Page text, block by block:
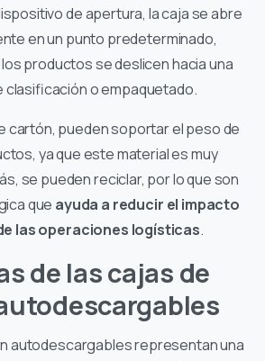
de apertura, la caja se abre
en un punto predeterminado,
productos se deslicen hacia una
clasificación o empaquetado.
cartón, pueden soportar el peso de
ya que este material es muy
se pueden reciclar, por lo que son
que ayuda a reducir el impacto
las operaciones logísticas.
de las cajas de
autodescargables representan una